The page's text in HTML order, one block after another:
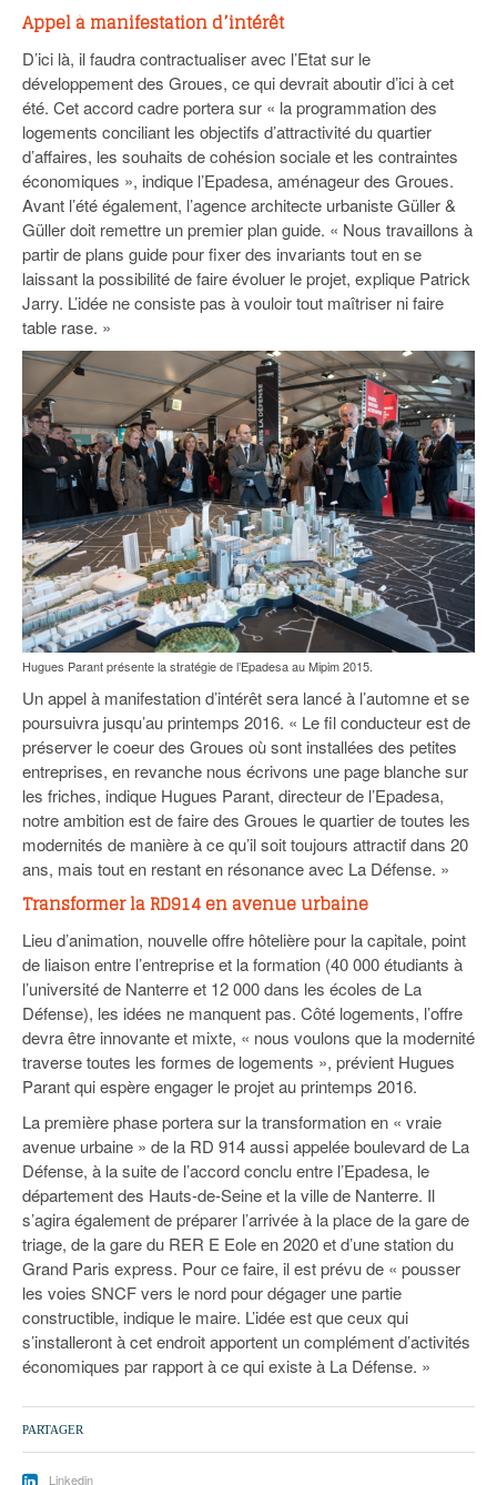
Appel à manifestation d’intérêt
D’ici là, il faudra contractualiser avec l’Etat sur le
développement des Groues, ce qui devrait aboutir d’ici à cet
été. Cet accord cadre portera sur « la programmation des
logements conciliant les objectifs d’attractivité du quartier
d’affaires, les souhaits de cohésion sociale et les contraintes
économiques », indique l’Epadesa, aménageur des Groues.
Avant l’été également, l’agence architecte urbaniste Güller &
Güller doit remettre un premier plan guide. « Nous travaillons à
partir de plans guide pour fixer des invariants tout en se
laissant la possibilité de faire évoluer le projet, explique Patrick
Jarry. L’idée ne consiste pas à vouloir tout maîtriser ni faire
table rase. »
Hugues Parant présente la stratégie de l’Epadesa au Mipim 2015.
Un appel à manifestation d’intérêt sera lancé à l’automne et se
poursuivra jusqu’au printemps 2016. « Le fil conducteur est de
préserver le coeur des Groues où sont installées des petites
entreprises, en revanche nous écrivons une page blanche sur
les friches, indique Hugues Parant, directeur de l’Epadesa,
notre ambition est de faire des Groues le quartier de toutes les
modernités de manière à ce qu’il soit toujours attractif dans 20
ans, mais tout en restant en résonance avec La Défense. »
Transformer la RD914 en avenue urbaine
Lieu d’animation, nouvelle offre hôtelière pour la capitale, point
de liaison entre l’entreprise et la formation (40 000 étudiants à
l’université de Nanterre et 12 000 dans les écoles de La
Défense), les idées ne manquent pas. Côté logements, l’offre
devra être innovante et mixte, « nous voulons que la modernité
traverse toutes les formes de logements », prévient Hugues
Parant qui espère engager le projet au printemps 2016.
La première phase portera sur la transformation en « vraie
avenue urbaine » de la RD 914 aussi appelée boulevard de La
Défense, à la suite de l’accord conclu entre l’Epadesa, le
département des Hauts-de-Seine et la ville de Nanterre. Il
s’agira également de préparer l’arrivée à la place de la gare de
triage, de la gare du RER E Eole en 2020 et d’une station du
Grand Paris express. Pour ce faire, il est prévu de « pousser
les voies SNCF vers le nord pour dégager une partie
constructible, indique le maire. L’idée est que ceux qui
s’installeront à cet endroit apportent un complément d’activités
économiques par rapport à ce qui existe à La Défense. »
PARTAGER
Linkedin